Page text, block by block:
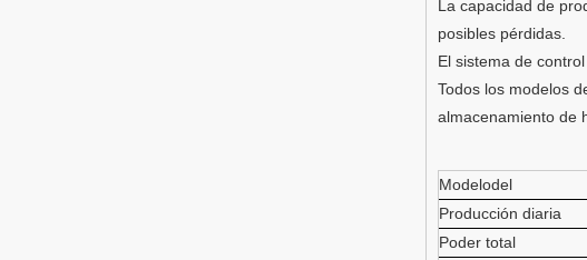
La capacidad de
posibles pérdidas.
El sistema de
Todos los modelos
almacenamiento de
Modelodel
Producción diaria
Poder total